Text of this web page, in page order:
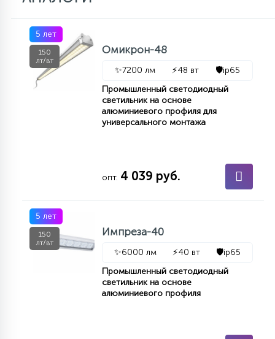
5 лет
150
лт/вт
Омикрон-48
✨7200 лм ⚡48 вт 🛡️ip65
Промышленный светодиодный
светильник на основе
алюминиевого профиля для
универсального монтажа
опт. 4 039 руб.
5 лет
150
лт/вт
Импреза-40
✨6000 лм ⚡40 вт 🛡️ip65
Промышленный светодиодный
светильник на основе
алюминиевого профиля